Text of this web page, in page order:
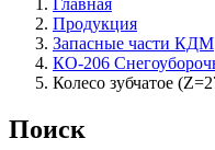
Главная
Продукция
Запасные части КДМ
КО-206
Колесо зубчатое
Поиск